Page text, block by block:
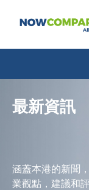
最新資訊
涵蓋本港的新聞
業觀點，建議和